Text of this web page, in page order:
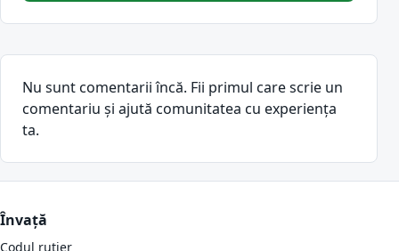
Nu sunt comentarii încă. Fii primul care scrie un
comentariu și ajută comunitatea cu experiența
ta.
Învață
Codul rutier